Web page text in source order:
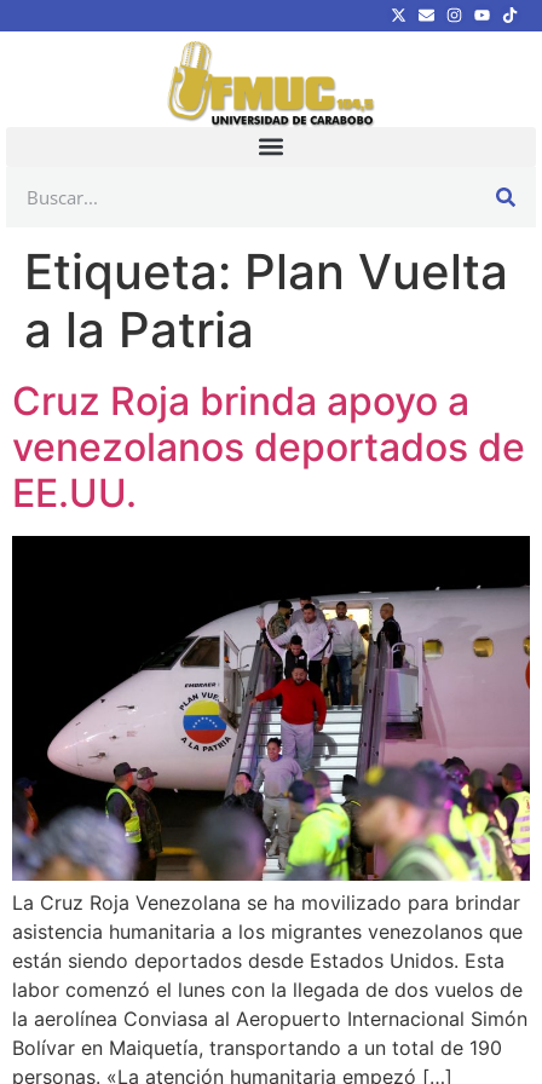
Etiqueta: Plan Vuelta
a la Patria
Cruz Roja brinda apoyo a
venezolanos deportados de
EE.UU.
La Cruz Roja Venezolana se ha movilizado para brindar
asistencia humanitaria a los migrantes venezolanos que
están siendo deportados desde Estados Unidos. Esta
labor comenzó el lunes con la llegada de dos vuelos de
la aerolínea Conviasa al Aeropuerto Internacional Simón
Bolívar en Maiquetía, transportando a un total de 190
personas. «La atención humanitaria empezó […]